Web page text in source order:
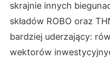
skrajnie innych
składów ROBO oraz
bardziej uderzający:
wektorów